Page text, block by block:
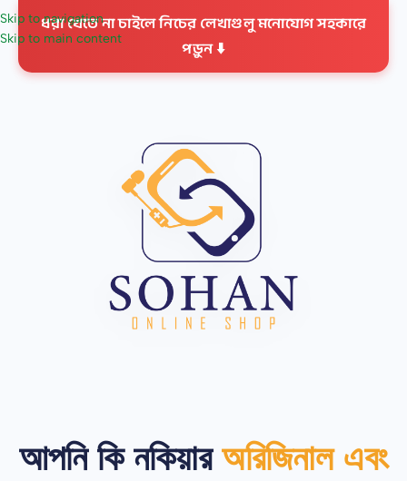
Skip to navigation
Skip to main content
ধরা খেতে না চাইলে নিচের লেখাগুলু মনোযোগ সহকারে
পড়ুন ⬇️
আপনি কি নকিয়ার অরিজিনাল এবং